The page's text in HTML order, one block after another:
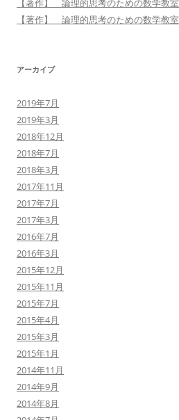
【著作】 論理的思考のための数学教室
【著作】 論理的思考のための数学教室
アーカイブ
2019年7月
2019年3月
2018年12月
2018年7月
2018年3月
2017年11月
2017年7月
2017年3月
2016年7月
2016年3月
2015年12月
2015年11月
2015年7月
2015年4月
2015年3月
2015年1月
2014年11月
2014年9月
2014年8月